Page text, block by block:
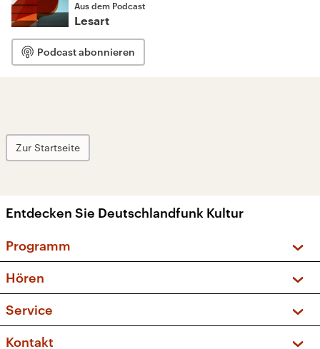
Aus dem Podcast
Lesart
Podcast abonnieren
Zur Startseite
Entdecken Sie Deutschlandfunk Kultur
Programm
Sendungen und Podcasts
Musikliste
Kakadu – Das Kinderprogramm
Hören
Frequenzen (UKW + DAB+)
Service
FAQ
Kontakt